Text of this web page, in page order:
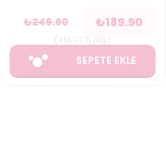
₺249.90 ₺189.90
SEPETE EKLE